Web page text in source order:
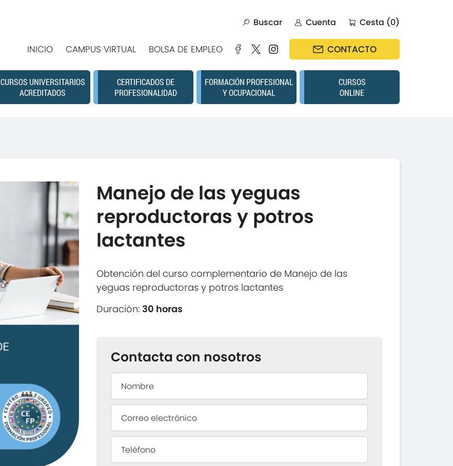
Buscar Cuenta Cesta (0)
INICIO CAMPUS VIRTUAL BOLSA DE EMPLEO CONTACTO
CURSOS UNIVERSITARIOS
ACREDITADOS
CERTIFICADOS DE
PROFESIONALIDAD
FORMACIÓN PROFESIONAL
Y OCUPACIONAL
CURSOS
ONLINE
Manejo de las yeguas
reproductoras y potros
lactantes
Obtención del curso complementario de Manejo de las
yeguas reproductoras y potros lactantes
Duración: 30 horas
Contacta con nosotros